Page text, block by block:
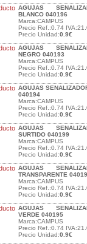
AGUJAS
BLANCO 040196
Marca:CAMPUS
Precio Ref.:0.74
Precio Unidad:0.9€
AGUJAS
NEGRO 040193
Marca:CAMPUS
Precio Ref.:0.74
Precio Unidad:0.9€
AGUJAS
040194
Marca:CAMPUS
Precio Ref.:0.74
Precio Unidad:0.9€
AGUJAS
SURTIDO 040199
Marca:CAMPUS
Precio Ref.:0.74
Precio Unidad:0.9€
AGUJAS
TRANSPARENTE
Marca:CAMPUS
Precio Ref.:0.74
Precio Unidad:0.9€
AGUJAS
VERDE 040195
Marca:CAMPUS
Precio Ref.:0.74
Precio Unidad:0.9€